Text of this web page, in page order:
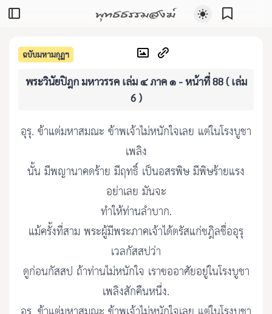
พุทธธรรมสงฆ์
ฉบับมหามกุฏฯ
พระวินัยปิฎก มหาวรรค เล่ม ๔ ภาค ๑ - หน้าที่ 88 ( เล่ม
6 )
อุรุ. ข้าแต่มหาสมณะ ข้าพเจ้าไม่หนักใจเลย แต่ในโรงบูชา
เพลิง
นั้น มีพญานาคดร้าย มีฤทธิ์ เป็นอสรพิษ มีพิษร้ายแรง
อย่าเลย มันจะ
ทำให้ท่านลำบาก.
แม้ครั้งที่สาม พระผู้มีพระภาคเจ้าได้ตรัสแก่ชฎิลชื่ออุรุ
เวลกัสสปว่า
ดูก่อนกัสสป ถ้าท่านไม่หนักใจ เราขออาศัยอยู่ในโรงบูชา
เพลิงสักคืนหนึ่ง.